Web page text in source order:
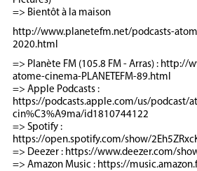
=> Bientôt à la maison
http://www.planetefm.net/podcasts-
2020.html
=> Planète FM (105.8 FM - Arras) :
atome-cinema-PLANETEFM-89.html
=> Apple Podcasts :
https://podcasts.apple.com/us/podcast/
cin%C3%A9ma/id1810744122
=> Spotify :
https://open.spotify.com/show/
=> Deezer : https://www.deezer.com/
=> Amazon Music : https://